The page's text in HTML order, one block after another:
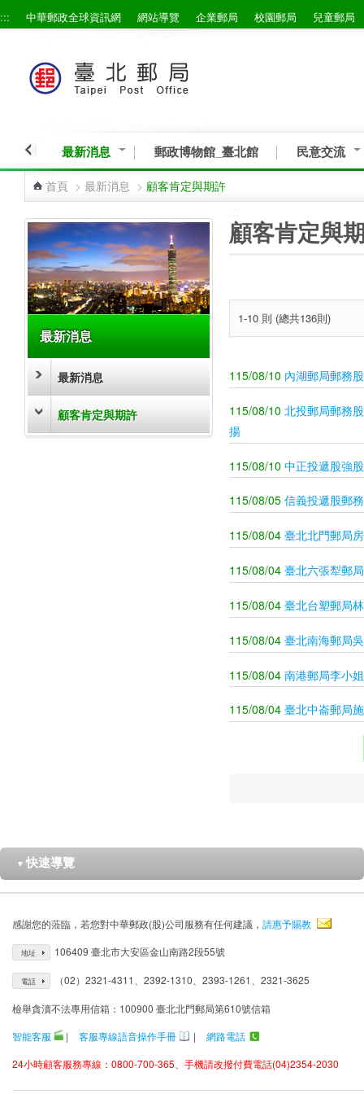
跳到主要內容區塊
::: 中華郵政全球資訊網 網站導覽 企業郵局 校園郵局 兒童郵局
最新消息 郵政博物館_臺北館 民意交流
首頁 > 最新消息 > 顧客肯定與期許
最新消息
最新消息
顧客肯定與期許
顧客肯定與
1-10 則 (總共136則)
115/08/10 內湖郵局郵務
115/08/10 北投郵局郵務
揚
115/08/10 中正投遞股強
115/08/05 信義投遞股郵
115/08/04 臺北北門郵局
115/08/04 臺北六張犁郵
115/08/04 臺北台塑郵局
115/08/04 臺北南海郵局
115/08/04 南港郵局李小
115/08/04 臺北中崙郵局
▼ 快速導覽
感謝您的蒞臨，若您對中華郵政(股)公司服務有任何建議， 請惠予賜教
地址 106409 臺北市大安區金山南路2段55號
電話 （02）2321-4311、2392-1310、2393-1261、2321-3625
檢舉貪瀆不法專用信箱：100900 臺北北門郵局第610號信箱
智能客服
| 客服專線語音操作手冊 |
網路電話
24小時顧客服務專線：0800-700-365、手機請改撥付費電話(04)2354-2030